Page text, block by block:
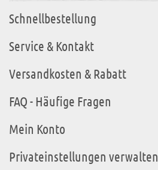
Schnellbestellung
Service & Kontakt
Versandkosten & Rabatt
FAQ - Häufige Fragen
Mein Konto
Privateinstellungen verwalten